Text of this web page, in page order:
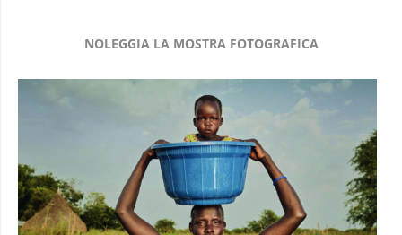
NOLEGGIA LA MOSTRA FOTOGRAFICA